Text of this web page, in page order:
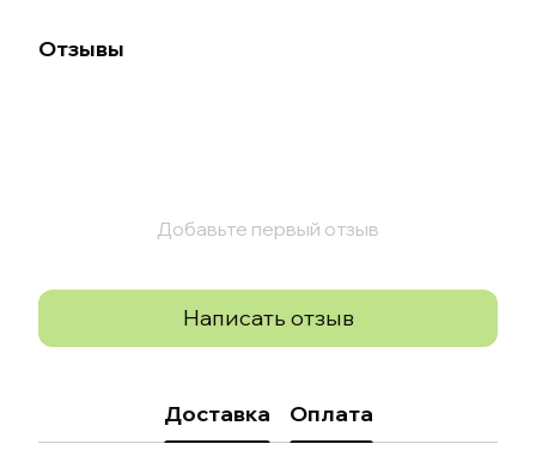
Отзывы
Добавьте первый отзыв
Написать отзыв
Доставка Оплата